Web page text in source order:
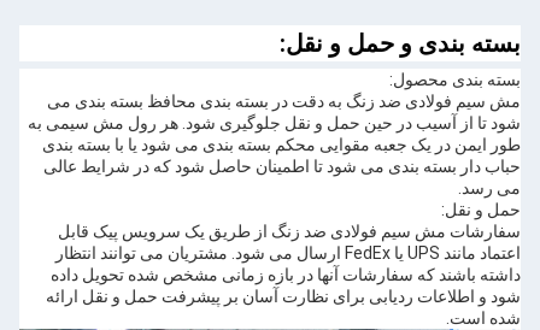
بسته بندی و حمل و نقل:
بسته بندی محصول:
مش سیم فولادی ضد زنگ به دقت در بسته بندی محافظ بسته بندی می
شود تا از آسیب در حین حمل و نقل جلوگیری شود. هر رول مش سیمی به
طور ایمن در یک جعبه مقوایی محکم بسته بندی می شود یا با بسته بندی
حباب دار بسته بندی می شود تا اطمینان حاصل شود که در شرایط عالی
می رسد.
حمل و نقل:
سفارشات مش سیم فولادی ضد زنگ از طریق یک سرویس پیک قابل
اعتماد مانند UPS یا FedEx ارسال می شود. مشتریان می توانند انتظار
داشته باشند که سفارشات آنها در بازه زمانی مشخص شده تحویل داده
شود و اطلاعات ردیابی برای نظارت آسان بر پیشرفت حمل و نقل ارائه
شده است.